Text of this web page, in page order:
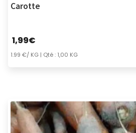
Carotte
1,99€
1.99 €/ KG| Qté : 1,00 KG